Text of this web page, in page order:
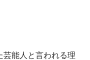
芸能人と言われる理